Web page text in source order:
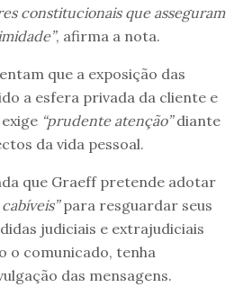
constitucionais que asseguram
, afirma a nota.
que a exposição das
a esfera privada da cliente e
“prudente atenção”diante
da vida pessoal.
que Graeff pretende adotar
para resguardar seus
judiciais e extrajudiciais
o comunicado, tenha
das mensagens.